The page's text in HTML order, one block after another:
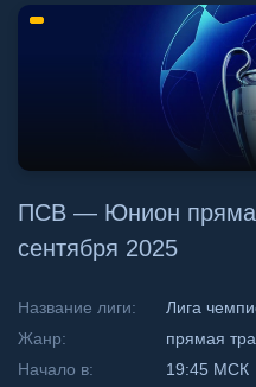
ПСВ — Юнион
сентября 2025
Название лиги:
Лига
Жанр:
прямая
Начало в:
19:45 МСК